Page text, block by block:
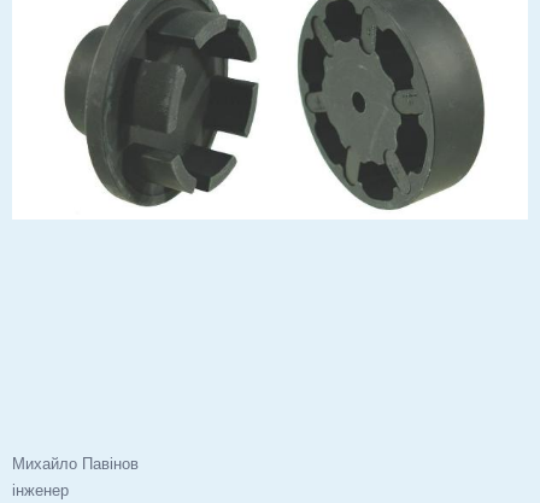
Михайло Павінов
інженер